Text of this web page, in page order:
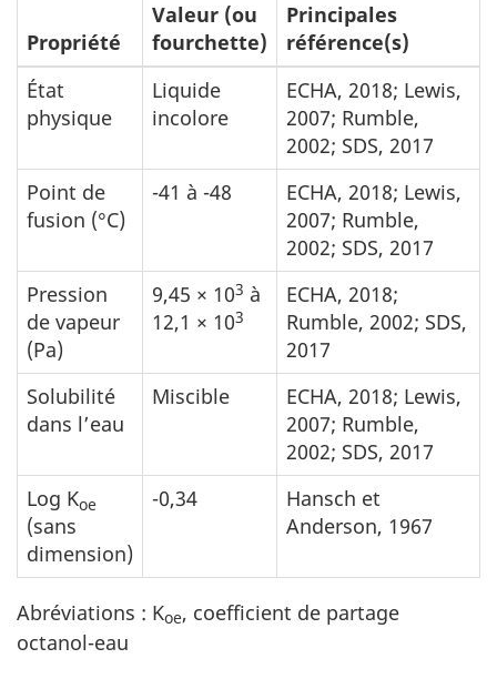
Propriété
Valeur (ou
fourchette)
Principales
référence(s)
État
physique
Liquide
incolore
ECHA, 2018; Lewis,
2007; Rumble,
2002; SDS, 2017
Point de
fusion (°C)
-41 à -48
ECHA, 2018; Lewis,
2007; Rumble,
2002; SDS, 2017
Pression
de vapeur
(Pa)
9,45 × 103 à
12,1 × 103
ECHA, 2018;
Rumble, 2002; SDS,
2017
Solubilité
dans l’eau
Miscible
ECHA, 2018; Lewis,
2007; Rumble,
2002; SDS, 2017
Log Koe
(sans
dimension)
-0,34
Hansch et
Anderson, 1967
Abréviations : Koe, coefficient de partage
octanol-eau